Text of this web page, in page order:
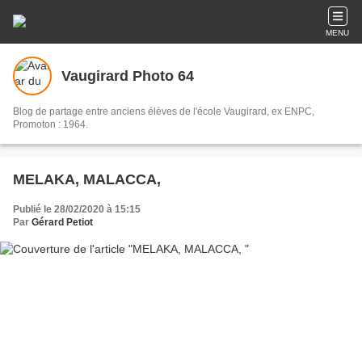
MENU
Vaugirard Photo 64
Blog de partage entre anciens élèves de l'école Vaugirard, ex ENPC,
Promoton : 1964.
MELAKA, MALACCA,
Publié le 28/02/2020 à 15:15
Par Gérard Petiot